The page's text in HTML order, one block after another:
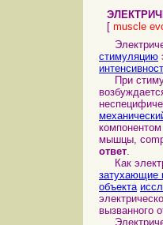
[ muscle
стимуляцию
При
мышцы,
ответ.
Как
затухающие
объекта
вызванного